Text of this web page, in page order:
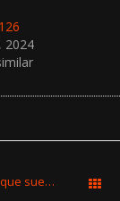
2024
Hurakán Martínez de AFC: «Sigo esperando el tema de rap que suene en todos lados»